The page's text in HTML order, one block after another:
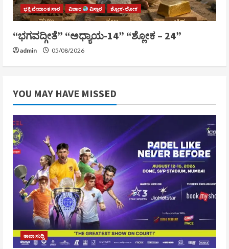
ಭಕ್ತಿ ವೇದಾಂತ ಸಾರ ವಿಚಾರ ವಿಸ್ತಾರ ಶ್ಲೋಕ-ಲೋಕ
“ಭಗವದ್ಗೀತೆ” “ಅಧ್ಯಾಯ-14” “ಶ್ಲೋಕ – 24”
admin 05/08/2026
YOU MAY HAVE MISSED
ತಾಜಾ ಸುದ್ದಿ